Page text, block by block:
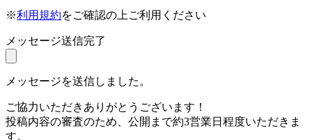
※利用規約をご確認の上ご利用ください
メッセージ送信完了
メッセージを送信しました。
ご協力いただきありがとうございます！
投稿内容の審査のため、公開まで約3営業日程度いただきま
す。